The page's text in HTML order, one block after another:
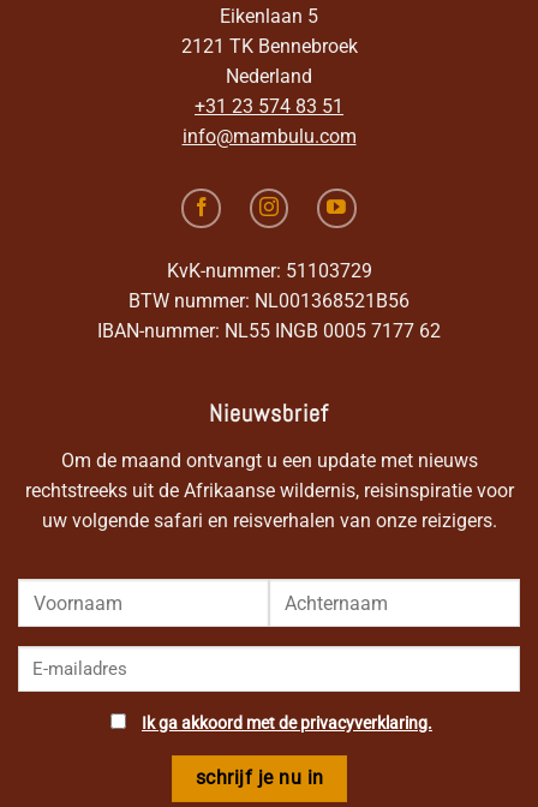
Eikenlaan 5
2121 TK Bennebroek
Nederland
+31 23 574 83 51
info@mambulu.com
KvK-nummer: 51103729
BTW nummer: NL001368521B56
IBAN-nummer: NL55 INGB 0005 7177 62
Nieuwsbrief
Om de maand ontvangt u een update met nieuws
rechtstreeks uit de Afrikaanse wildernis, reisinspiratie voor
uw volgende safari en reisverhalen van onze reizigers.
Ik ga akkoord met de privacyverklaring.